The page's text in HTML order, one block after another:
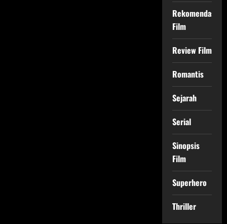
Rekomendasi
Film
Review Film
Romantis
Sejarah
Serial
Sinopsis
Film
Superhero
Thriller